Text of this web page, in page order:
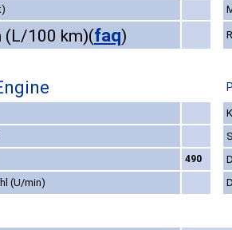
(L/100 km)(faq)
490
(U/min)